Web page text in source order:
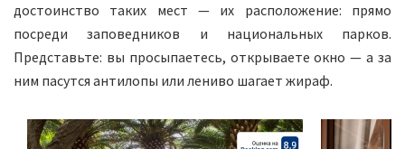
достоинство таких мест — их расположение: прямо
посреди заповедников и национальных парков.
Представьте: вы просыпаетесь, открываете окно — а за
ним пасутся антилопы или лениво шагает жираф.